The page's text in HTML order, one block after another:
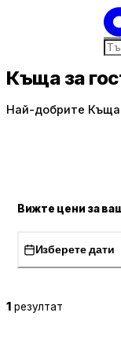
Къща за
Най-добрите Къща
Вижте цени за
Изберете дати
1 резултат